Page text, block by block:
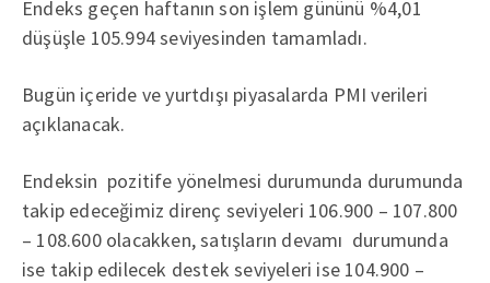
Endeks geçen haftanın son işlem gününü %4,01
düşüşle 105.994 seviyesinden tamamladı.
Bugün içeride ve yurtdışı piyasalarda PMI verileri
açıklanacak.
Endeksin pozitife yönelmesi durumunda durumunda
takip edeceğimiz direnç seviyeleri 106.900 – 107.800
– 108.600 olacakken, satışların devamı durumunda
ise takip edilecek destek seviyeleri ise 104.900 –